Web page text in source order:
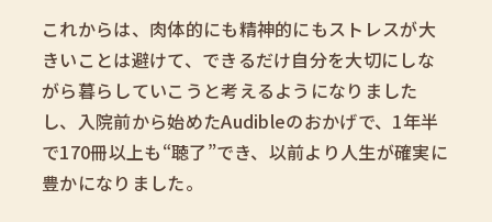
これからは、肉体的にも精神的にもストレスが大
きいことは避けて、できるだけ自分を大切にしな
がら暮らしていこうと考えるようになりました
し、入院前から始めたAudibleのおかげで、1年半
で170冊以上も“聴了”でき、以前より人生が確実に
豊かになりました。